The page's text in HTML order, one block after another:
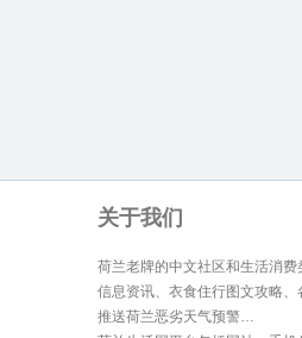
关于我们
荷兰老牌的中文社区和生活消
信息资讯、衣食住行图文攻略
推送荷兰恶劣天气预警…